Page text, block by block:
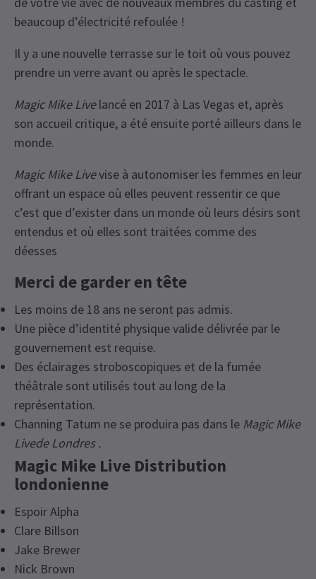
beaucoup d’électricité refoulée !
Il y a une nouvelle terrasse sur le toit où vous pouvez
prendre un verre avant ou après le spectacle.
Magic Mike Livelancé en 2017 à Las Vegas et, après
son accueil critique, a été ensuite porté ailleurs dans le
monde.
Magic Mike Livevise à autonomiser les femmes en leur
offrant un espace où elles peuvent ressentir ce que
c’est que d’exister dans un monde où leurs désirs sont
entendus et où elles sont traitées comme des
déesses
Merci de garder en tête
Les moins de 18 ans ne seront pas admis.
Une pièce d’identité physique valide délivrée par le
gouvernement est requise.
Des éclairages stroboscopiques et de la fumée
théâtrale sont utilisés tout au long de la
représentation.
Channing Tatum ne se produira pas dans le Magic Mike
Livede Londres .
Magic Mike Live Distribution
londonienne
Espoir Alpha
Clare Billson
Jake Brewer
Nick Brown